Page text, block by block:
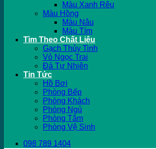
Màu Xanh Rêu
Màu Hồng
Màu Nâu
Màu Tím
Tìm Theo Chất Liệu
Gạch Thủy Tinh
Vỏ Ngọc Trai
Đá Tự Nhiên
Tin Tức
Hồ Bơi
Phòng Bếp
Phòng Khách
Phòng Ngủ
Phòng Tắm
Phòng Vệ Sinh
098 789 1404